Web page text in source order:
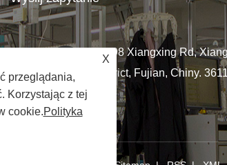
No.98 Xiangxing Rd,
District, Fujian, Chiny.
X
przeglądania,
Korzystając z tej
cookie.Polityka